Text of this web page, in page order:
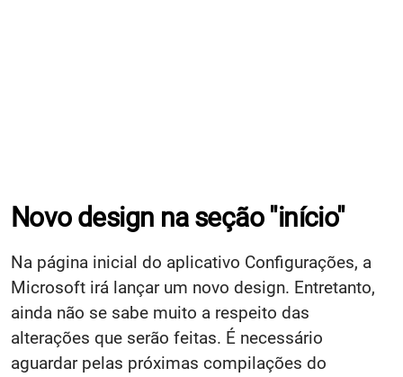
Novo design na seção "início"
Na página inicial do aplicativo Configurações, a
Microsoft irá lançar um novo design. Entretanto,
ainda não se sabe muito a respeito das
alterações que serão feitas. É necessário
aguardar pelas próximas compilações do